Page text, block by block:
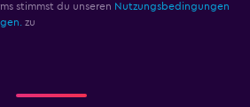
stimmst du unseren Nutzungsbedingungen
zu